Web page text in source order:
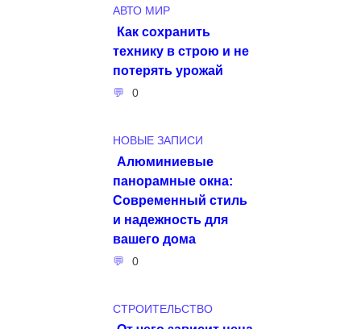
АВТО МИР
Как сохранить
технику в строю и не
потерять урожай
0
НОВЫЕ ЗАПИСИ
Алюминиевые
панорамные окна:
Современный стиль
и надежность для
вашего дома
0
СТРОИТЕЛЬСТВО